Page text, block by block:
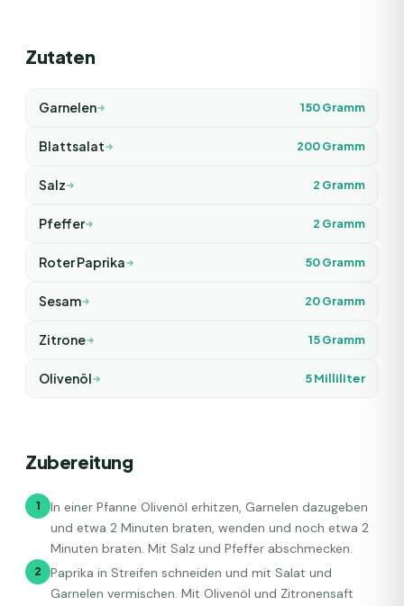
Zutaten
Garnelen 150Gramm
Blattsalat 200Gramm
Salz 2 Gramm
Pfeffer 2 Gramm
Roter Paprika 50Gramm
Sesam 20Gramm
Zitrone 15Gramm
Olivenöl 5Milliliter
Zubereitung
1
In einer Pfanne Olivenöl erhitzen, Garnelen dazugeben
und etwa 2 Minuten braten, wenden und noch etwa 2
Minuten braten. Mit Salz und Pfeffer abschmecken.
2
Paprika in Streifen schneiden und mit Salat und
Garnelen vermischen. Mit Olivenöl und Zitronensaft